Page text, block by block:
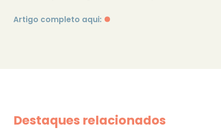
Artigo completo aqui:
Destaques relacionados